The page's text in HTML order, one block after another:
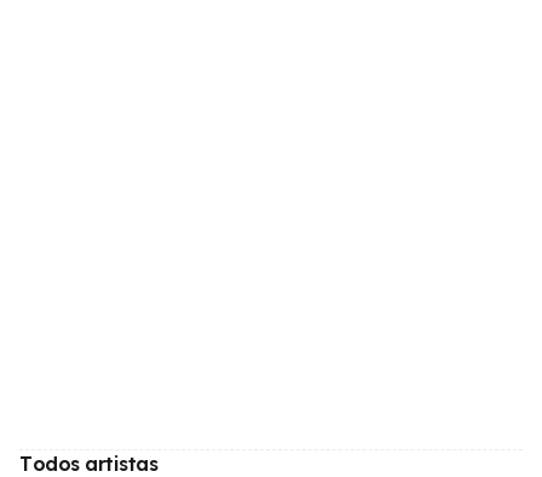
Todos artistas